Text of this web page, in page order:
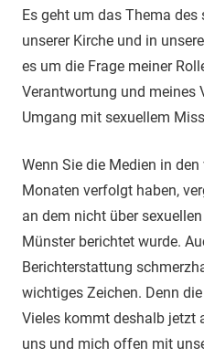
Es geht um das Thema
unserer Kirche und in
es um die Frage meiner
Verantwortung und meines
Umgang mit sexuellem
Wenn Sie die Medien in
Monaten verfolgt haben,
an dem nicht über
Münster berichtet wurde.
Berichterstattung
wichtiges Zeichen. Denn
Vieles kommt deshalb jetzt
uns und mich offen mit